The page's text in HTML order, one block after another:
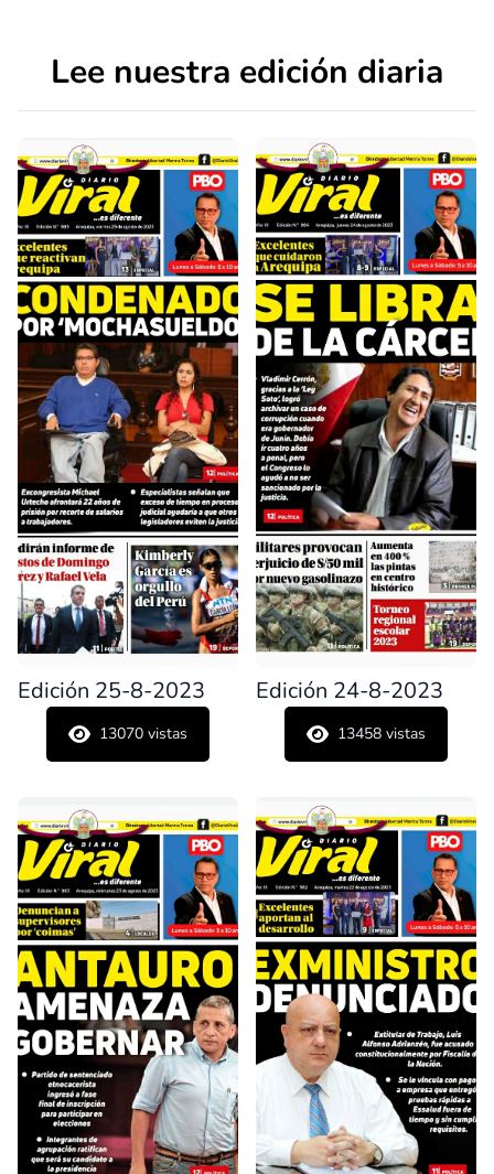
Lee nuestra edición diaria
Edición 25-8-2023
13070 vistas
Edición 24-8-2023
13458 vistas